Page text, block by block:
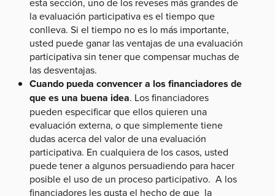
la evaluación participativa es el tiempo que
conlleva. Si el tiempo no es lo más importante,
usted puede ganar las ventajas de una evaluación
participativa sin tener que compensar muchas de
las desventajas.
Cuando pueda convencer a los financiadores de
que es una buena idea. Los financiadores
pueden especificar que ellos quieren una
evaluación externa, o que simplemente tiene
dudas acerca del valor de una evaluación
participativa. En cualquiera de los casos, usted
puede tener a algunos persuadiendo para hacer
posible el uso de un proceso participativo. A los
financiadores les gusta el hecho de que la